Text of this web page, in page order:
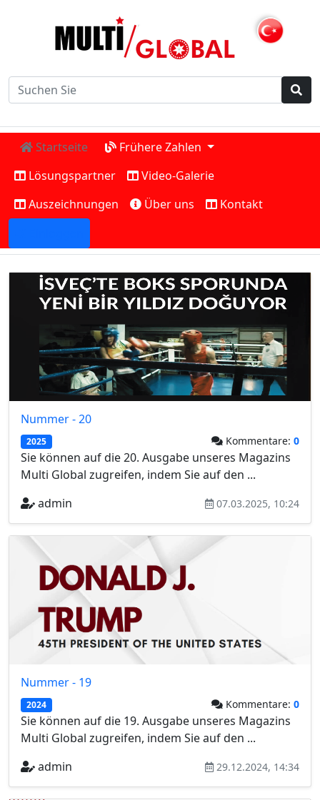
Startseite
Frühere Zahlen
Lösungspartner
Video-Galerie
Auszeichnungen
Über uns
Kontakt
Nummer - 20
2025 Kommentare: 0
Sie können auf die 20. Ausgabe unseres Magazins
Multi Global zugreifen, indem Sie auf den ...
admin
07.03.2025, 10:24
Nummer - 19
2024 Kommentare: 0
Sie können auf die 19. Ausgabe unseres Magazins
Multi Global zugreifen, indem Sie auf den ...
admin
29.12.2024, 14:34